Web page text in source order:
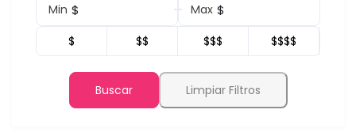
Min $ Max $
$ $$ $$$ $$$$
Buscar Limpiar Filtros